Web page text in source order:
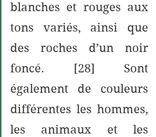
blanches et rouges aux
tons variés, ainsi que
des roches d’un noir
foncé. [28] Sont
également de couleurs
différentes les hommes,
les animaux et les